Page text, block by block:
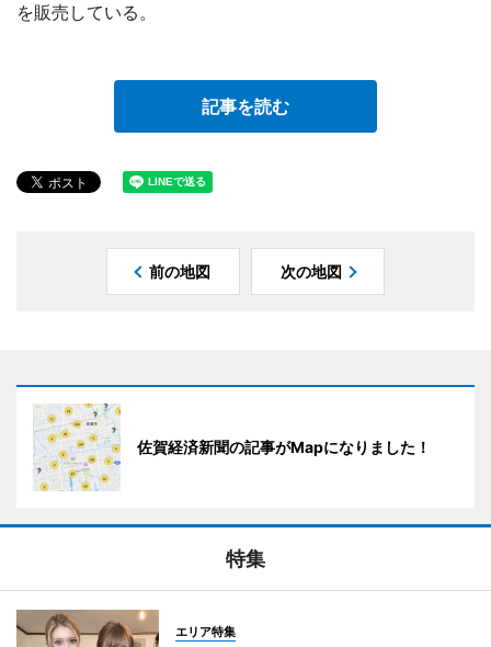
を販売している。
記事を読む
前の地図 次の地図
佐賀経済新聞の記事がMapになりました！
特集
エリア特集